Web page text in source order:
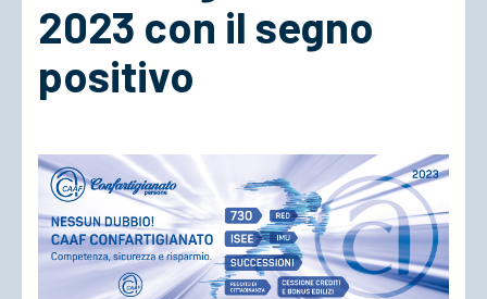
ACCEDI
2023 con il segno
positivo